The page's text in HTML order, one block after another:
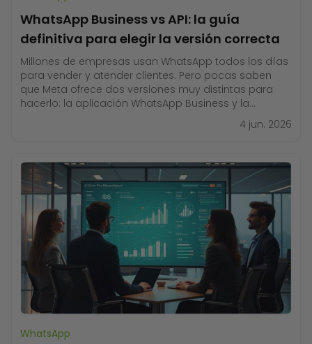
WhatsApp Business vs API: la guía
definitiva para elegir la versión correcta
Millones de empresas usan WhatsApp todos los días
para vender y atender clientes. Pero pocas saben
que Meta ofrece dos versiones muy distintas para
hacerlo: la aplicación WhatsApp Business y la
WhatsApp Business API. Elegir la versión equivocada
puede costarte ventas, tiempo y oportunidades de
cada
4 jun. 2026
WhatsApp